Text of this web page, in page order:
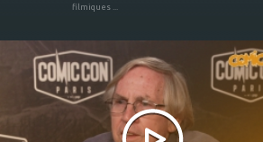
filmiques ...